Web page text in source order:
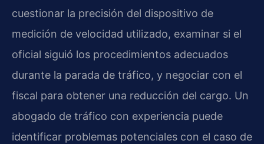
cuestionar la precisión del dispositivo de
medición de velocidad utilizado, examinar si el
oficial siguió los procedimientos adecuados
durante la parada de tráfico, y negociar con el
fiscal para obtener una reducción del cargo. Un
abogado de tráfico con experiencia puede
identificar problemas potenciales con el caso de